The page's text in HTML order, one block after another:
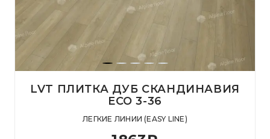
LVT ПЛИТКА ДУБ СКАНДИНАВИЯ
ЕСО 3-36
ЛЕГКИЕ ЛИНИИ (EASY LINE)